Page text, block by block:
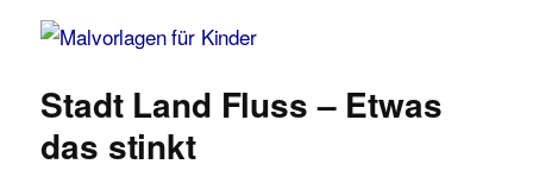
Malvorlagen für Kinder
Stadt Land Fluss – Etwas
das stinkt